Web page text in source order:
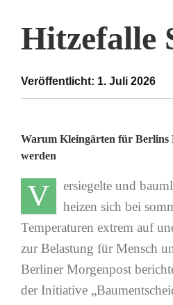
Hitzefalle
Veröffentlicht: 1. Juli 2026
Warum Kleingärten für
werden
V
ersiegelte und
heizen sich bei
Temperaturen extrem auf
zur Belastung für Mensch
Berliner Morgenpost
der Initiative